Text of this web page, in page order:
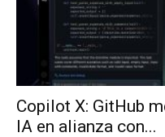
Copilot X: GitHub
IA en alianza con...